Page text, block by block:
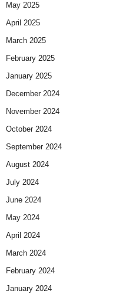
May 2025
April 2025
March 2025
February 2025
January 2025
December 2024
November 2024
October 2024
September 2024
August 2024
July 2024
June 2024
May 2024
April 2024
March 2024
February 2024
January 2024